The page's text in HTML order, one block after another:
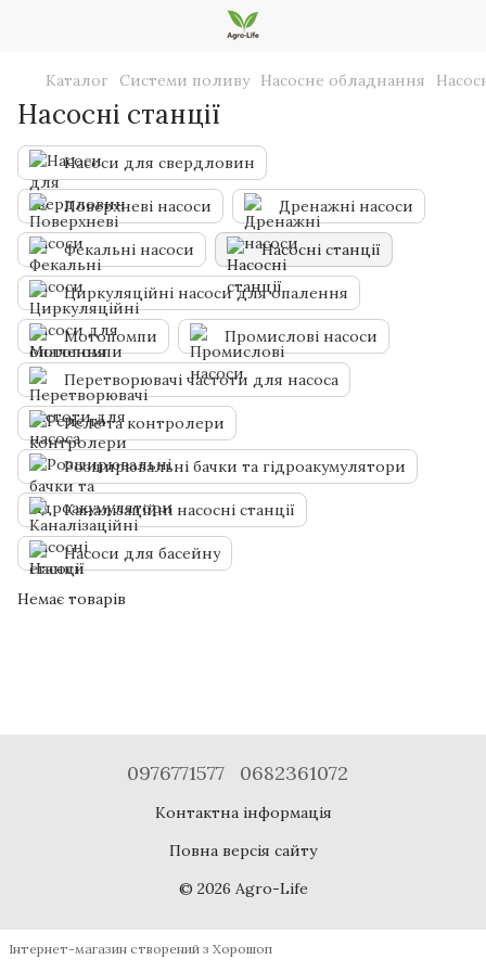
Каталог Системи поливу Насосне обладнання
Насосні станції
Насоси для свердловин
Поверхневі насоси Дренажні насоси
Фекальні насоси Насосні станції
Циркуляційні насоси для опалення
Мотопомпи Промислові насоси
Перетворювачі частоти для насоса
Реле та контролери
Розширювальні бачки та гідроакумулятори
Каналізаційні насосні станції
Насоси для басейну
Немає товарів
0976771577 0682361072
Контактна інформація
Повна версія сайту
© 2026 Agro-Life
Інтернет-магазин створений з Хорошоп